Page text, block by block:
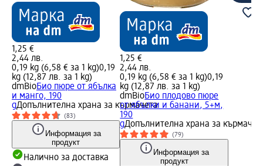
1,25 €
2,44 лв.
0,19 kg (6,58 € за 1 kg)0,19
kg (12,87 лв. за 1 kg)
dmBioБио пюре от ябълка
и манго, 190
gДопълнителна храна за кърмачета
(83)
Информация за
продукт
Налично за доставка
1,25 €
2,44 лв.
0,19 kg (6,58 € за 1 kg)0,19
kg (12,87 лв. за 1 kg)
dmBioБио плодово пюре
от ябълки и банани, 5+м,
190
gДопълнителна храна за
(79)
Информация за
продукт